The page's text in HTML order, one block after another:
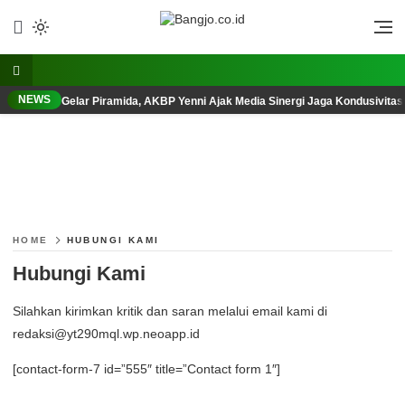
NEWS Gelar Piramida, AKBP Yenni Ajak Media Sinergi Jaga
HOME HUBUNGI KAMI
Hubungi Kami
Silahkan kirimkan kritik dan saran melalui email kami di
redaksi@yt290mql.wp.neoapp.id
[contact-form-7 id=”555″ title=”Contact form 1″]